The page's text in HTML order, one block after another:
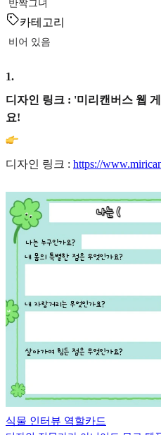
반짝그녀
카테고리
비어 있음
1.
디자인 링크 : '미리캔버스 웹
요!
디자인 링크 : https://
식물 인터뷰 역할카드